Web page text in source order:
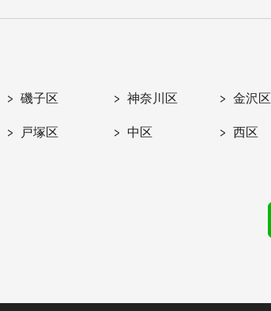
磯子区 神奈川区 金沢区
戸塚区 中区 西区